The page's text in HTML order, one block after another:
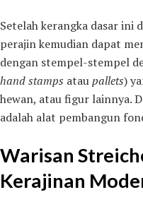
Setelah kerangka dasar ini
perajin kemudian dapat
dengan stempel-stempel
hand stamps ataupallets)
hewan, atau figur lainnya.
adalah alat pembangun
Warisan
Kerajinan